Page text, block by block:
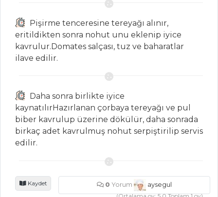
YEMEKLERI
Lahana Kapama
Baklalı Ve Renkli
Sebze Yemekleri
Tüm Tarifleri
İNCİKLİ PİLAV
Pişirme tenceresine tereyağı alınır,
eritildikten sonra nohut unu eklenip iyice
kavrulur.Domates salçası, tuz ve baharatlar
ilave edilir.
Daha sonra birlikte iyice
kaynatılırHazırlanan çorbaya tereyağı ve pul
biber kavrulup üzerine dökülür, daha sonrada
birkaç adet kavrulmuş nohut serpiştirilip servis
edilir.
Kaydet 0 Yorum
aysegul